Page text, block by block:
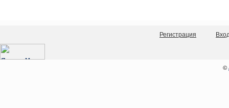
Регистрация
©